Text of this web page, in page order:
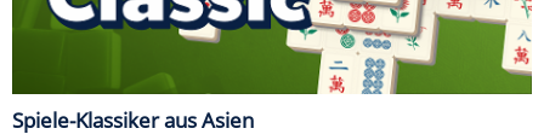
Spiele-Klassiker aus Asien